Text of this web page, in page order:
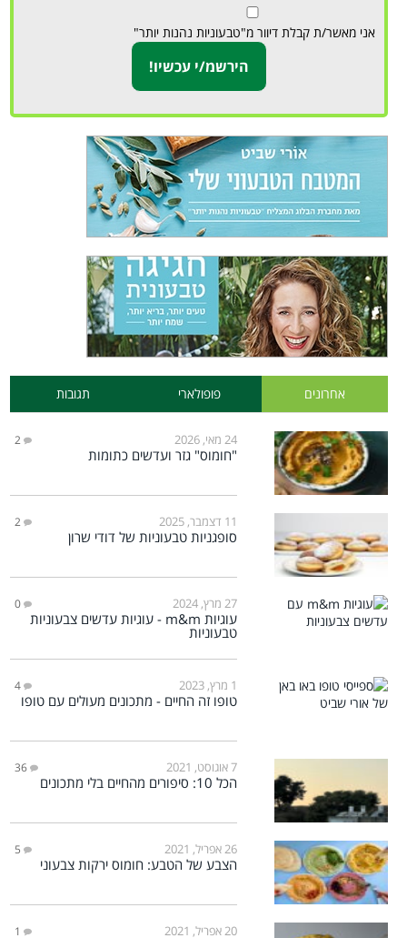
אני מאשר/ת קבלת דיוור מ"טבעוניות נהנות יותר"
אחרונים פופולארי תגובות
24 מאי, 2026 2
"חומוס" גזר ועדשים כתומות
11 דצמבר, 2025 2
סופגניות טבעוניות של דודי שרון
27 מרץ, 2024 0
עוגיות m&m - עוגיות עדשים צבעוניות
טבעוניות
1 מרץ, 2023 4
טופו זה החיים - מתכונים מעולים עם טופו
7 אוגוסט, 2021 36
הכל 10: סיפורים מהחיים בלי מתכונים
26 אפריל, 2021 5
הצבע של הטבע: חומוס ירקות צבעוני
20 אפריל, 2021 1